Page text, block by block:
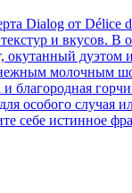
Dialog от Délice
текстур и вкусов.
окутанный дуэтом
молочным
и благородная
особого случая
себе истинное